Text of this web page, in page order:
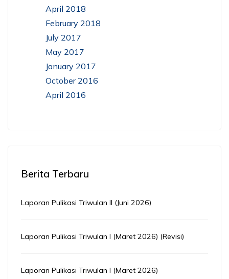
April 2018
February 2018
July 2017
May 2017
January 2017
October 2016
April 2016
Berita Terbaru
Laporan Pulikasi Triwulan II (Juni 2026)
Laporan Pulikasi Triwulan I (Maret 2026) (Revisi)
Laporan Pulikasi Triwulan I (Maret 2026)